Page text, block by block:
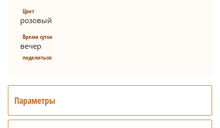
Цвет
розовый
Время суток
вечер
поделиться:
Параметры